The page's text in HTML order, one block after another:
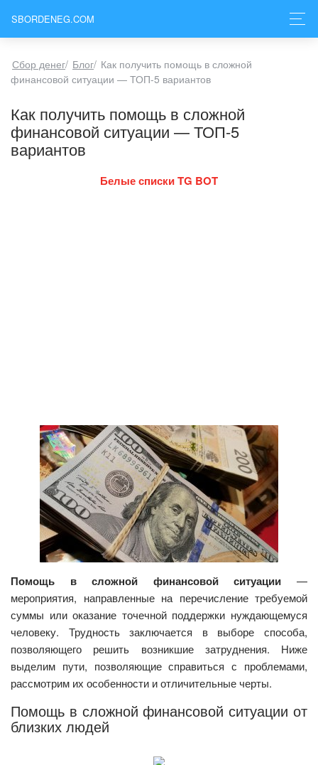
SBORDENEG.COM
Сбор денег/ Блог/ Как получить помощь в сложной
финансовой ситуации — ТОП-5 вариантов
Как получить помощь в сложной
финансовой ситуации — ТОП-5
вариантов
Белые списки TG BOT
Помощь в сложной финансовой ситуации —
мероприятия, направленные на перечисление требуемой
суммы или оказание точечной поддержки нуждающемуся
человеку. Трудность заключается в выборе способа,
позволяющего решить возникшие затруднения. Ниже
выделим пути, позволяющие справиться с проблемами,
рассмотрим их особенности и отличительные черты.
Помощь в сложной финансовой ситуации от
близких людей